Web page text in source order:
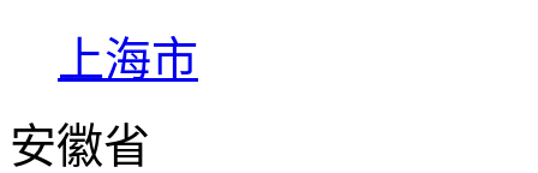
上海市
安徽省